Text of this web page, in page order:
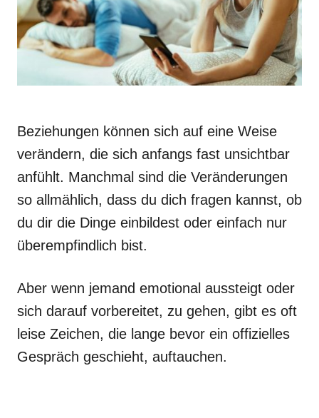
Beziehungen können sich auf eine Weise
verändern, die sich anfangs fast unsichtbar
anfühlt. Manchmal sind die Veränderungen
so allmählich, dass du dich fragen kannst, ob
du dir die Dinge einbildest oder einfach nur
überempfindlich bist.
Aber wenn jemand emotional aussteigt oder
sich darauf vorbereitet, zu gehen, gibt es oft
leise Zeichen, die lange bevor ein offizielles
Gespräch geschieht, auftauchen.